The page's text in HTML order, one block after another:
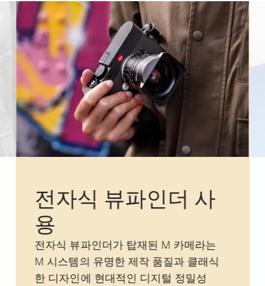
전자식 뷰파인더 사
용
전자식 뷰파인더가 탑재된 M 카메라는
M 시스템의 유명한 제작 품질과 클래식
한 디자인에 현대적인 디지털 정밀성